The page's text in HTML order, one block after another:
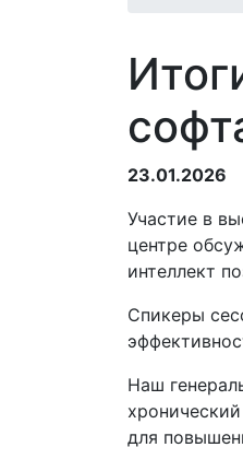
23.01.2026
Участие в
центре
интеллект
Спикеры
Наш
для